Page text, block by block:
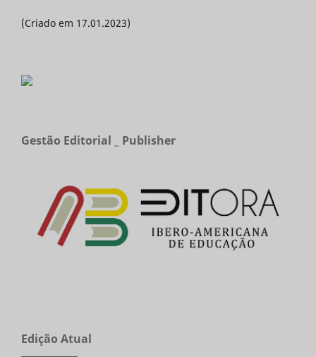
(Criado em 17.01.2023)
Gestão Editorial _ Publisher
Edição Atual